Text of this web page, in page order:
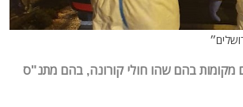
בהם שהו חולי קורונה, בהם מתנ"ס